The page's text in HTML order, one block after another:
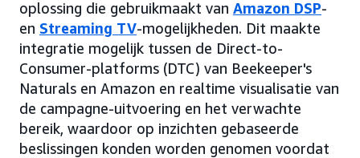
oplossing die gebruikmaakt van Amazon DSP-
en Streaming TV-mogelijkheden. Dit maakte
integratie mogelijk tussen de Direct-to-
Consumer-platforms (DTC) van Beekeeper's
Naturals en Amazon en realtime visualisatie van
de campagne-uitvoering en het verwachte
bereik, waardoor op inzichten gebaseerde
beslissingen konden worden genomen voordat